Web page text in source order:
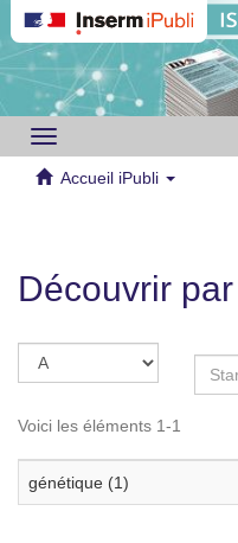
Toggle
navigation
Accueil iPubli
Découvrir
Voici les éléments 1-1
génétique (1)